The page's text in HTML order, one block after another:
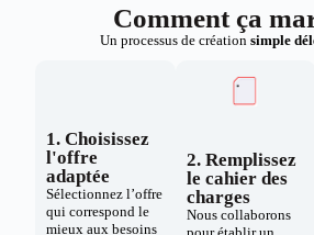
Comment ça
Un processus de création simple
1. Choisissez
l'offre
adaptée
Sélectionnez l’offre
qui correspond le
mieux aux besoins
2. Remplissez
le cahier des
charges
Nous collaborons